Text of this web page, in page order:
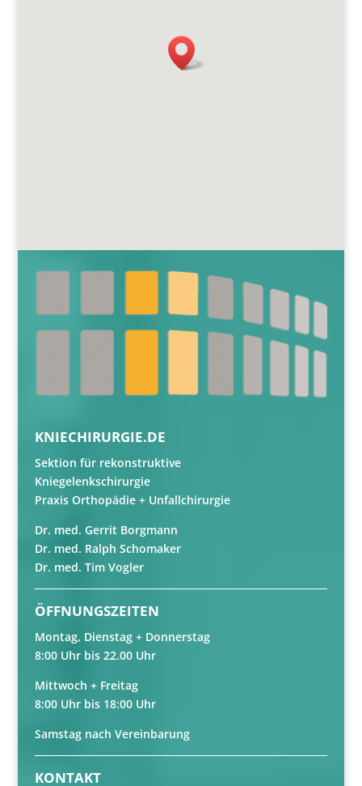
KNIECHIRURGIE.DE
Sektion für rekonstruktive
Kniegelenkschirurgie
Praxis Orthopädie + Unfallchirurgie
Dr. med. Gerrit Borgmann
Dr. med. Ralph Schomaker
Dr. med. Tim Vogler
ÖFFNUNGSZEITEN
Montag, Dienstag + Donnerstag
8:00 Uhr bis 22.00 Uhr
Mittwoch + Freitag
8:00 Uhr bis 18:00 Uhr
Samstag nach Vereinbarung
KONTAKT